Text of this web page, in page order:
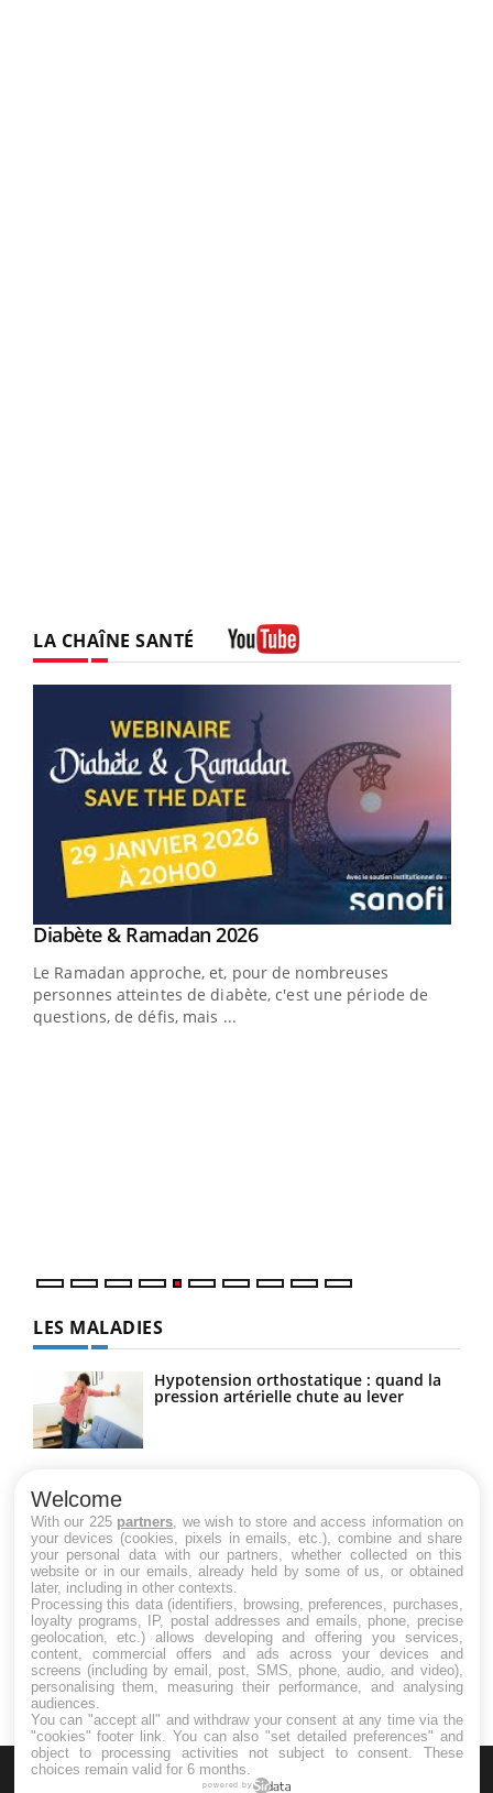
LA CHAÎNE SANTÉ
Youtube
Diabète & Ramadan 2026Youtube
Le Ramadan approche, et, pour de nombreuses
personnes atteintes de diabète, c'est une période de
questions, de défis, mais ...
LES MALADIES
Hypotension orthostatique : quand la
pression artérielle chute au lever
Maladie de Charcot (Sclérose latérale
amyotrophique)
Welcome
With our 225 partners , we wish to store and access information on
your devices (cookies, pixels in emails, etc.), combine and share
your personal data with our partners, whether collected on this
website or in our emails, already held by some of us, or obtained
later, including in other contexts.
Processing this data (identifiers, browsing, preferences, purchases,
loyalty programs, IP, postal addresses and emails, phone, precise
geolocation, etc.) allows developing and offering you services,
content, commercial offers and ads across your devices and
screens (including by email, post, SMS, phone, audio, and video),
personalising them, measuring their performance, and analysing
audiences.
You can "accept all" and withdraw your consent at any time via the
"cookies" footer link . You can also "set detailed preferences" and
object to processing activities not subject to consent. These
choices remain valid for 6 months.
powered by